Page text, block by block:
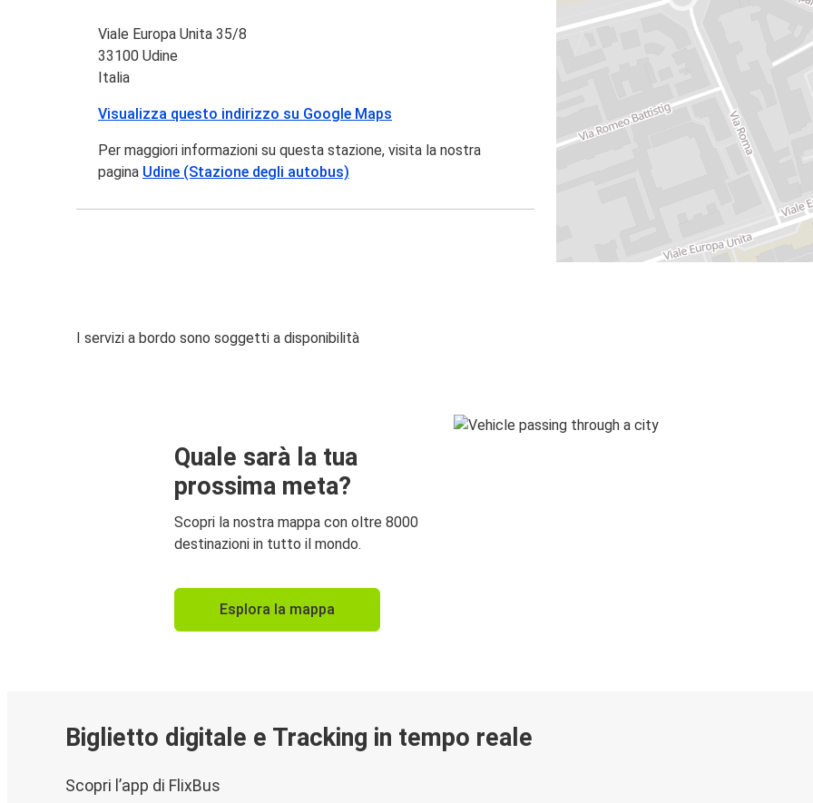
Viale Europa Unita 35/8
33100 Udine
Italia
Visualizza questo indirizzo su Google Maps
Per maggiori informazioni su questa stazione, visita la nostra
pagina Udine (Stazione degli autobus)
I servizi a bordo sono soggetti a disponibilità
Quale sarà la tua
prossima meta?
Scopri la nostra mappa con oltre 8000
destinazioni in tutto il mondo.
Esplora la mappa
Biglietto digitale e Tracking in tempo reale
Scopri l’app di FlixBus